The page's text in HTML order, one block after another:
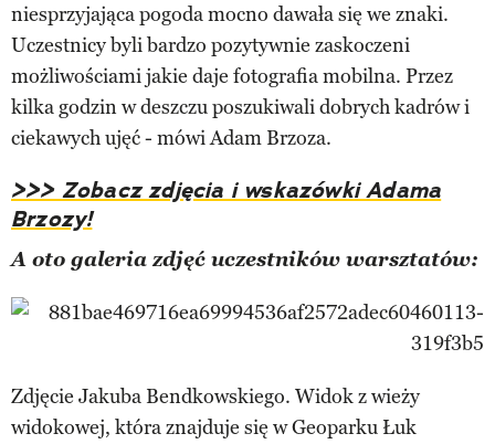
niesprzyjająca pogoda mocno dawała się we znaki.
Uczestnicy byli bardzo pozytywnie zaskoczeni
możliwościami jakie daje fotografia mobilna. Przez
kilka godzin w deszczu poszukiwali dobrych kadrów i
ciekawych ujęć - mówi Adam Brzoza.
>>> Zobacz zdjęcia i wskazówki Adama
Brzozy!
A oto galeria zdjęć uczestników warsztatów:
Zdjęcie Jakuba Bendkowskiego. Widok z wieży
widokowej, która znajduje się w Geoparku Łuk